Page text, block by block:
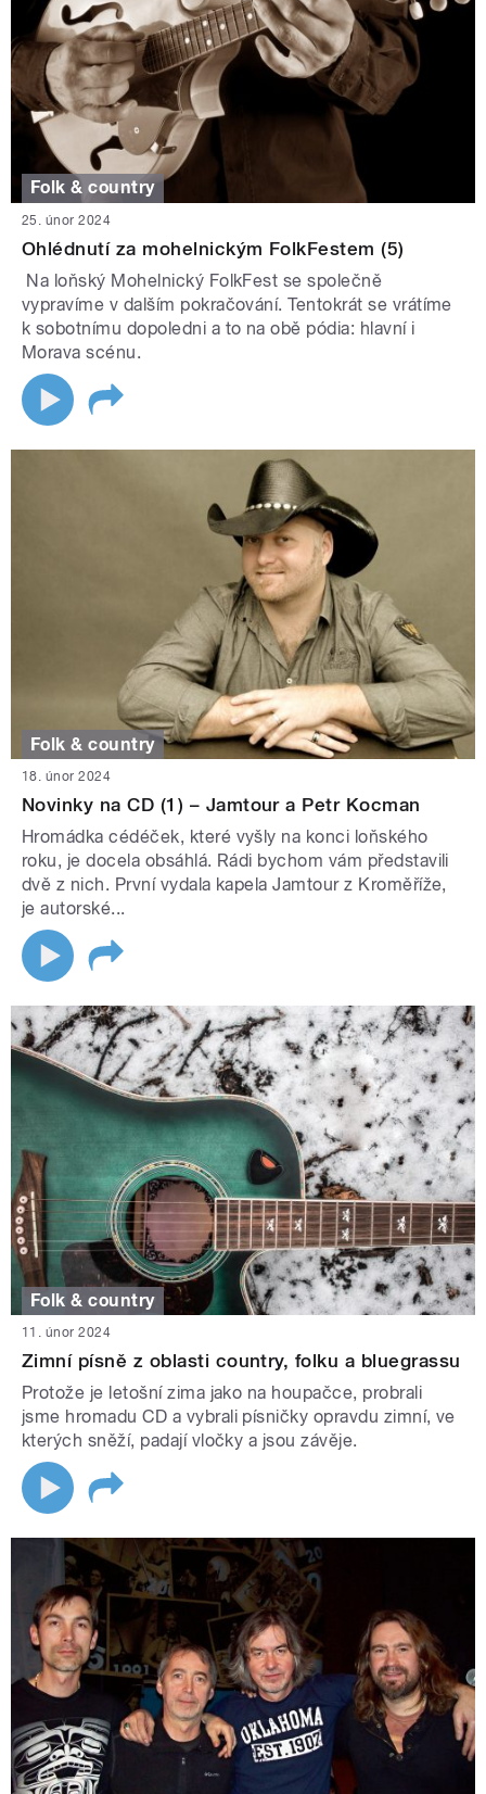
Folk & country
25. únor 2024
Ohlédnutí za mohelnickým FolkFestem (5)
Na loňský Mohelnický FolkFest se společně
vypravíme v dalším pokračování. Tentokrát se vrátíme
k sobotnímu dopoledni a to na obě pódia: hlavní i
Morava scénu.
Folk & country
18. únor 2024
Novinky na CD (1) – Jamtour a Petr Kocman
Hromádka cédéček, které vyšly na konci loňského
roku, je docela obsáhlá. Rádi bychom vám představili
dvě z nich. První vydala kapela Jamtour z Kroměříže,
je autorské...
Folk & country
11. únor 2024
Zimní písně z oblasti country, folku a bluegrassu
Protože je letošní zima jako na houpačce, probrali
jsme hromadu CD a vybrali písničky opravdu zimní, ve
kterých sněží, padají vločky a jsou závěje.